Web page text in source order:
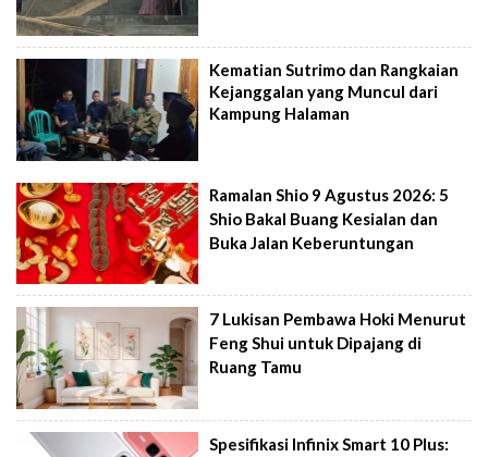
Kematian Sutrimo dan Rangkaian
Kejanggalan yang Muncul dari
Kampung Halaman
Ramalan Shio 9 Agustus 2026: 5
Shio Bakal Buang Kesialan dan
Buka Jalan Keberuntungan
7 Lukisan Pembawa Hoki Menurut
Feng Shui untuk Dipajang di
Ruang Tamu
Spesifikasi Infinix Smart 10 Plus: